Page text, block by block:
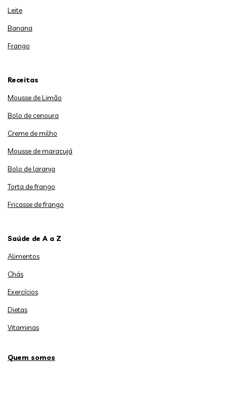
Leite
Banana
Frango
Receitas
Mousse de Limão
Bolo de cenoura
Creme de milho
Mousse de maracujá
Bolo de laranja
Torta de frango
Fricasse de frango
Saúde de A a Z
Alimentos
Chás
Exercícios
Dietas
Vitaminas
Quem somos